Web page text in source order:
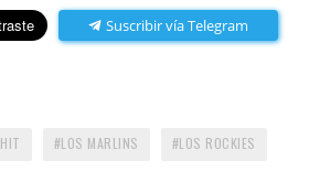
Suscribir vía Telegram
HIT LOS MARLINS LOS ROCKIES